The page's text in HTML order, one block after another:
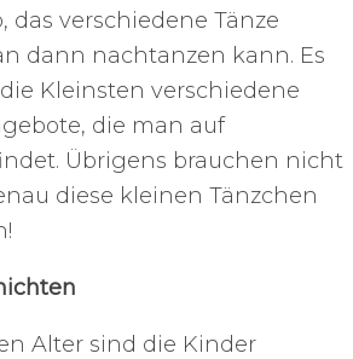
das verschiedene Tänze
dann nachtanzen kann. Es
Kleinsten verschiedene
die man auf
Übrigens brauchen nicht
diese kleinen Tänzchen
Alter sind die Kinder